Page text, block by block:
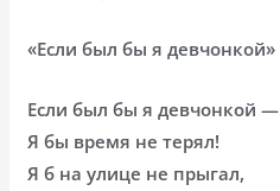
«Если был бы я девчонкой»
Если был бы я девчонкой —
Я бы время не терял!
Я б на улице не прыгал,